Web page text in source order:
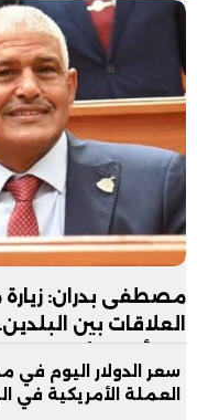
مصطفى بدران:
العلاقات بين
سعر الدولار اليوم في
العملة الأمريكية في